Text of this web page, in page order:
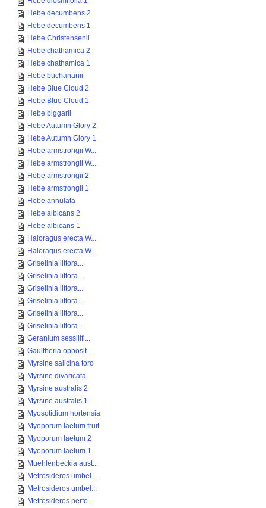
Hebe decumbens 2
Hebe decumbens 1
Hebe Christensenii
Hebe chathamica 2
Hebe chathamica 1
Hebe buchananii
Hebe Blue Cloud 2
Hebe Blue Cloud 1
Hebe biggarii
Hebe Autumn Glory 2
Hebe Autumn Glory 1
Hebe armstrongii W...
Hebe armstrongii W...
Hebe armstrongii 2
Hebe armstrongii 1
Hebe annulata
Hebe albicans 2
Hebe albicans 1
Haloragus erecta W...
Haloragus erecta W...
Griselinia littora...
Griselinia littora...
Griselinia littora...
Griselinia littora...
Griselinia littora...
Griselinia littora...
Geranium sessilifl...
Gaultheria opposit...
Myrsine salicina toro
Myrsine divaricata
Myrsine australis 2
Myrsine australis 1
Myosotidium hortensia
Myoporum laetum fruit
Myoporum laetum 2
Myoporum laetum 1
Muehlenbeckia aust...
Metrosideros umbel...
Metrosideros umbel...
Metrosideros perfo...